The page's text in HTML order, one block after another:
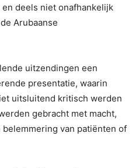
deels niet onafhankelijk
Arubaanse
uitzendingen een
presentatie, waarin
uitsluitend kritisch werden
gebracht met macht,
van patiënten of